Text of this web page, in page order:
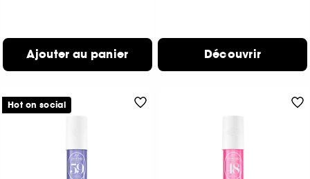
Ajouter au panier Découvrir
Hot on social